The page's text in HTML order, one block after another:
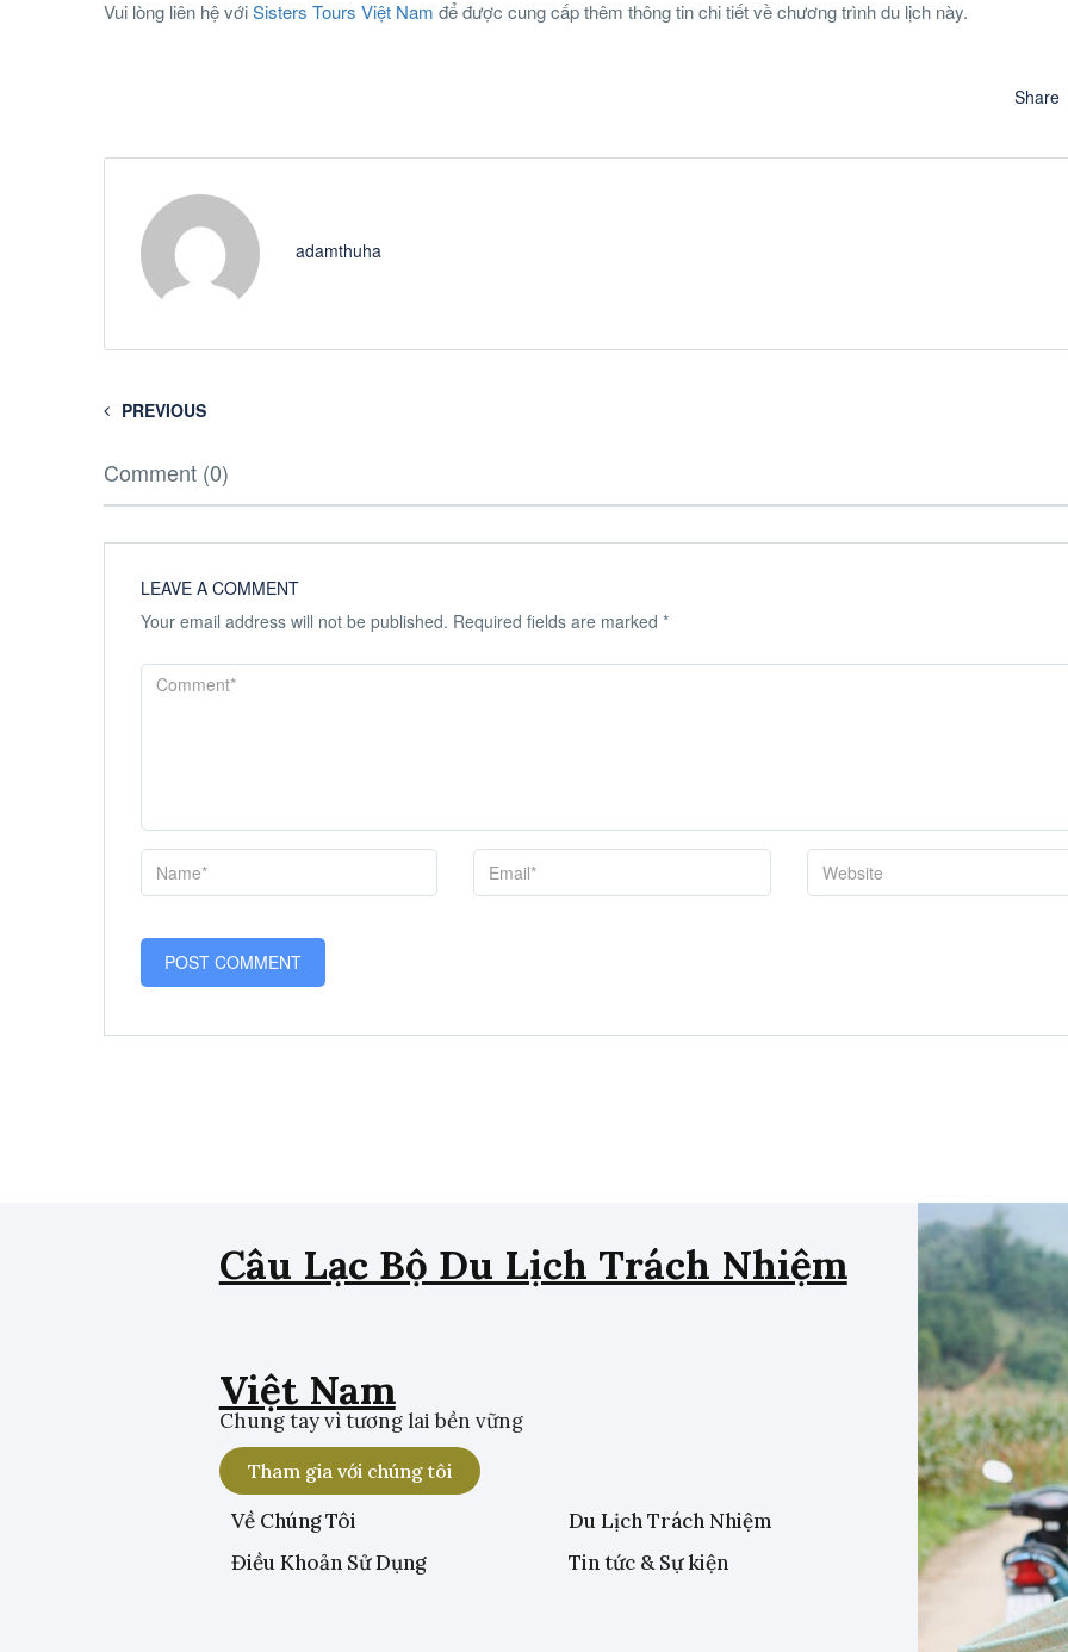
Vui lòng liên hệ vớiSisters Tours Việt Nam để được cung cấp thêm thông tin chi tiết về chương trình du lịch này.
Share
adamthuha
PREVIOUS
Comment (0)
LEAVE A COMMENT
Your email address will not be published. Required fields are marked *
Câu Lạc Bộ Du Lịch Trách Nhiệm
Việt Nam
Chung tay vì tương lai bền vững
Tham gia với chúng tôi
Về Chúng Tôi
Điều Khoản Sử Dụng
Du Lịch Trách Nhiệm
Tin tức & Sự kiện